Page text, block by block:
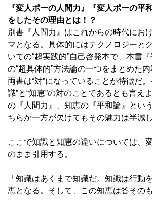
『変人ポーの人間力』『変人ポーの平
をしたその理由とは！？
別書『人間力』はこれからの時代にお
マとなる。具体的にはテクノロジーと
いての“超実践的”自己啓発本で、本書
の“超具体的”方法論の一つをまとめた内
両書は“対”になっていることが特徴だ
識”と“知恵”の対のことであるとも言え
の『人間力』、知恵の『平和論』とい
ちらか一方が欠けてもその魅力は半減
ここで知識と知恵の違いについては、
のまま引用する。
「知識はあくまで知識だ。知識は行動
恵となる。そして、この知恵は答そのも